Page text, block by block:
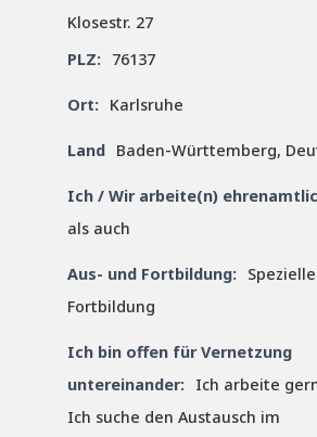
Klosestr. 27
PLZ:
76137
Ort: Karlsruhe
Land Baden-Württemberg,
Ich / Wir arbeite(n)
als auch
Aus- und Fortbildung:
Fortbildung
Ich bin offen für Vernetzung
untereinander:
Ich arbeite
Ich suche den Austausch im